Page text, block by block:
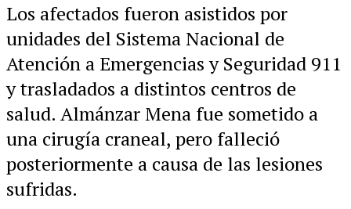
Los afectados fueron asistidos por
unidades del Sistema Nacional de
Atención a Emergencias y Seguridad 911
y trasladados a distintos centros de
salud. Almánzar Mena fue sometido a
una cirugía craneal, pero falleció
posteriormente a causa de las lesiones
sufridas.